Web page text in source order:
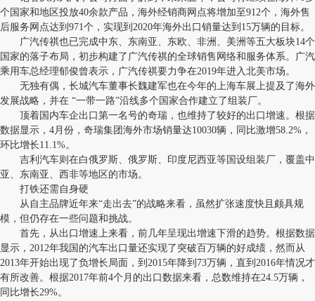
个国家和地区投放40余款产品，海外经销商网点将增加至912个，海外售
后服务网点达到971个，实现到2020年海外出口销量达到15万辆的目标。
广汽传祺也已完成中东、东南亚、东欧、非洲、美洲等五大板块14个
国家的落子布局，初步构建了广汽传祺的全球销售网络和服务体系。广汽
乘用车总经理郁俊曾表示，广汽传祺要力争在2019年进入北美市场。
无独有偶，长城汽车董事长魏建军也在今年的上海车展上提及了海外
发展战略，并在 “一带一路”沿线多个国家合作建立了组装厂。
顶着国内车企出口第一名号的奇瑞，也维持了较好的出口增速。根据
数据显示，4月份，奇瑞集团海外市场销量达10030辆，同比激增58.2%，
环比增长11.1%。
吉利汽车则在白俄罗斯、俄罗斯、印度尼西亚等国设组装厂，覆盖中
亚、东南亚、西非等地区的市场。
打铁还需自身硬
从自主品牌近年来“走出去”的战略来看，虽然扩张速度快且颇具规
模，但仍存在一些问题和挑战。
首先，从出口增速上来看，前几年呈现出增速下滑的趋势。根据数据
显示，2012年我国的汽车出口量还实现了突破百万辆的好成绩，然而从
2013年开始出现了负增长局面，到2015年降到73万辆，直到2016年情况才
有所改善。根据2017年前4个月的出口数据来看，总数维持在24.5万辆，
同比增长29%。